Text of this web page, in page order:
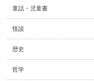
童話・児童書
怪談
歴史
哲学